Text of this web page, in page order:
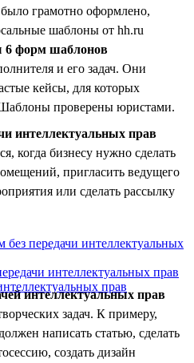
грамотно оформлено,
шаблоны от hh.ru
6 форм шаблонов
и его задач. Они
кейсы, для которых
проверены юристами.
интеллектуальных прав
когда бизнесу нужно сделать
пригласить ведущего
или сделать рассылку
передачи интеллектуальных
интеллектуальных прав
прав
интеллектуальных прав
задач. К примеру,
написать статью, сделать
создать дизайн